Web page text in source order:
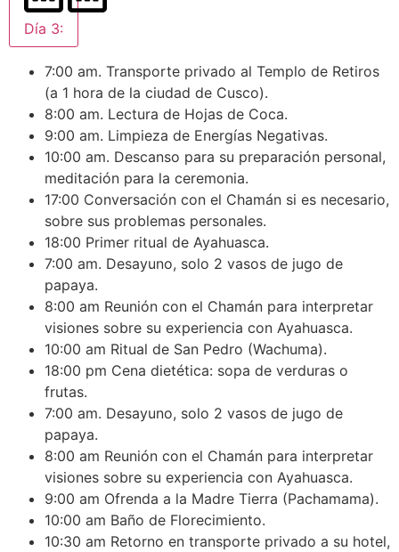
Día 3:
7:00 am. Transporte privado al Templo de Retiros
(a 1 hora de la ciudad de Cusco).
8:00 am. Lectura de Hojas de Coca.
9:00 am. Limpieza de Energías Negativas.
10:00 am. Descanso para su preparación personal,
meditación para la ceremonia.
17:00 Conversación con el Chamán si es necesario,
sobre sus problemas personales.
18:00 Primer ritual de Ayahuasca.
7:00 am. Desayuno, solo 2 vasos de jugo de
papaya.
8:00 am Reunión con el Chamán para interpretar
visiones sobre su experiencia con Ayahuasca.
10:00 am Ritual de San Pedro (Wachuma).
18:00 pm Cena dietética: sopa de verduras o
frutas.
7:00 am. Desayuno, solo 2 vasos de jugo de
papaya.
8:00 am Reunión con el Chamán para interpretar
visiones sobre su experiencia con Ayahuasca.
9:00 am Ofrenda a la Madre Tierra (Pachamama).
10:00 am Baño de Florecimiento.
10:30 am Retorno en transporte privado a su hotel,